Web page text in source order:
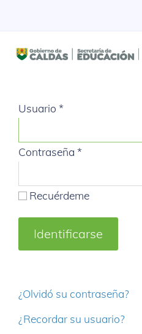
Usuario *
Contraseña *
Recuérdeme
Identificarse
¿Olvidó su contraseña?
¿Recordar su usuario?